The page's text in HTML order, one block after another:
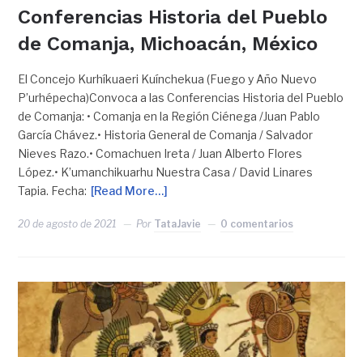
Conferencias Historia del Pueblo
de Comanja, Michoacán, México
El Concejo Kurhíkuaeri Kuínchekua (Fuego y Año Nuevo
P’urhépecha)Convoca a las Conferencias Historia del Pueblo
de Comanja: • Comanja en la Región Ciénega /Juan Pablo
García Chávez.• Historia General de Comanja / Salvador
Nieves Razo.• Comachuen Ireta / Juan Alberto Flores
López.• K’umanchikuarhu Nuestra Casa / David Linares
Tapia. Fecha: [Read More…]
20 de agosto de 2021 Por TataJavie 0 comentarios